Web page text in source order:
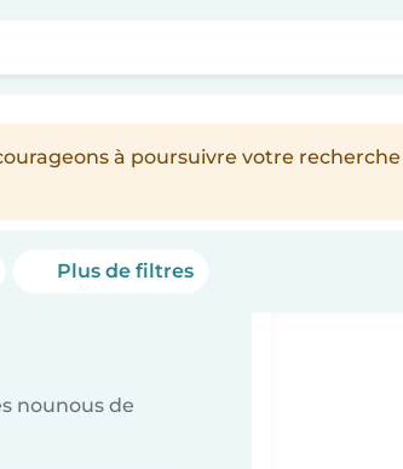
à poursuivre votre
Plus de filtres
nounous de